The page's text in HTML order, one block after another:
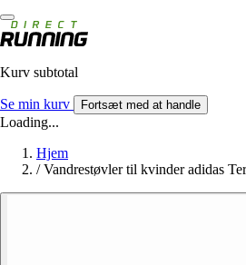
Kurv subtotal
Se min kurv Fortsæt med at handle
Loading...
Hjem
/ Vandrestøvler til kvinder adidas